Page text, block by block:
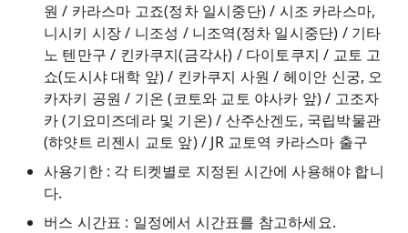
원 / 카라스마 고죠(정차 일시중단) / 시조 카라스마,
니시키 시장 / 니조성 / 니조역(정차 일시중단) / 기타
노 텐만구 / 킨카쿠지(금각사) / 다이토쿠지 / 교토 고
쇼(도시샤 대학 앞) / 킨카쿠지 사원 / 헤이안 신궁, 오
카자키 공원 / 기온 (코토와 교토 야사카 앞) / 고조자
카 (기요미즈데라 및 기온) / 산주산겐도, 국립박물관
(햐얏트 리젠시 교토 앞) / JR 교토역 카라스마 출구
사용기한 : 각 티켓별로 지정된 시간에 사용해야 합니
다.
버스 시간표 : 일정에서 시간표를 참고하세요.